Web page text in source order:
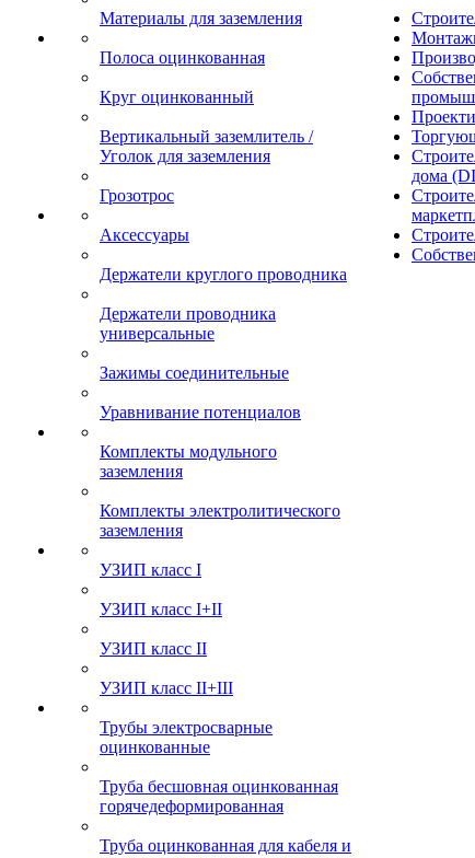
Материалы для заземления
Полоса оцинкованная
Круг оцинкованный
Вертикальный заземлитель /
Уголок для заземления
Грозотрос
Аксессуары
Держатели круглого проводника
Держатели проводника
универсальные
Зажимы соединительные
Уравнивание потенциалов
Комплекты модульного
заземления
Комплекты электролитического
заземления
УЗИП класс I
УЗИП класс I+II
УЗИП класс II
УЗИП класс II+III
Трубы электросварные
оцинкованные
Труба бесшовная оцинкованная
горячедеформированная
Труба оцинкованная для кабеля и
дома